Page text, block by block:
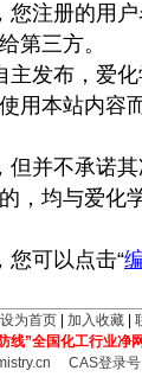
您注册的用
第三方。
发布，爱
用本站内容
并不承诺
，均与爱化
您可以点击“
设为首页 加入收藏
线”全国化工行业净
CAS登录